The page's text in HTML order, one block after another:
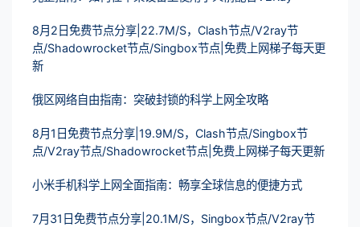
8月2日免费节点分享|22.7M/S，Clash节点/V2ray节
点/Shadowrocket节点/Singbox节点|免费上网梯子每天更
新
俄区网络自由指南：突破封锁的科学上网全攻略
8月1日免费节点分享|19.9M/S，Clash节点/Singbox节
点/V2ray节点/Shadowrocket节点|免费上网梯子每天更新
小米手机科学上网全面指南：畅享全球信息的便捷方式
7月31日免费节点分享|20.1M/S，Singbox节点/V2ray节